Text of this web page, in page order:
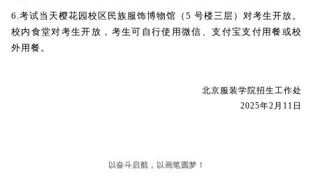
6.考试当天樱花园校区民族服饰博物馆（5 号楼三层）对考生开放。
校内食堂对考生开放，考生可自行使用微信、支付宝支付用餐或校
外用餐。
北京服装学院招生工作处
2025年2月11日
以奋斗启航，以画笔圆梦！